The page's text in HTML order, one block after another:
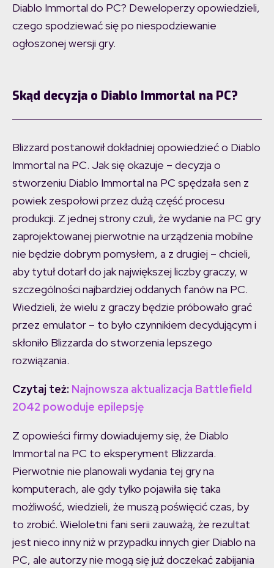
Diablo Immortal do PC? Deweloperzy opowiedzieli,
czego spodziewać się po niespodziewanie
ogłoszonej wersji gry.
Skąd decyzja o Diablo Immortal na PC?
Blizzard postanowił dokładniej opowiedzieć o Diablo
Immortal na PC. Jak się okazuje – decyzja o
stworzeniu Diablo Immortal na PC spędzała sen z
powiek zespołowi przez dużą część procesu
produkcji. Z jednej strony czuli, że wydanie na PC gry
zaprojektowanej pierwotnie na urządzenia mobilne
nie będzie dobrym pomysłem, a z drugiej – chcieli,
aby tytuł dotarł do jak największej liczby graczy, w
szczególności najbardziej oddanych fanów na PC.
Wiedzieli, że wielu z graczy będzie próbowało grać
przez emulator – to było czynnikiem decydującym i
skłoniło Blizzarda do stworzenia lepszego
rozwiązania.
Czytaj też: Najnowsza aktualizacja Battlefield
2042 powoduje epilepsję
Z opowieści firmy dowiadujemy się, że Diablo
Immortal na PC to eksperyment Blizzarda.
Pierwotnie nie planowali wydania tej gry na
komputerach, ale gdy tylko pojawiła się taka
możliwość, wiedzieli, że muszą poświęcić czas, by
to zrobić. Wieloletni fani serii zauważą, że rezultat
jest nieco inny niż w przypadku innych gier Diablo na
PC, ale autorzy nie mogą się już doczekać zabijania